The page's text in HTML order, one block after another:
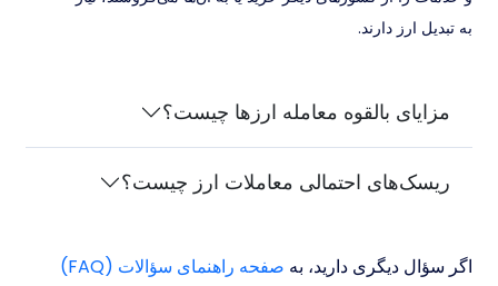
به تبدیل ارز دارند.
مزایای بالقوه معامله ارزها چیست؟
ریسک‌های احتمالی معاملات ارز چیست؟
اگر سؤال دیگری دارید، به
صفحه راهنمای سؤالات (FAQ)